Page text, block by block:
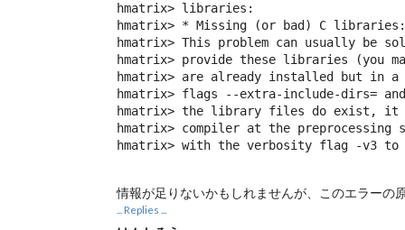
hmatrix> libraries:
hmatrix> * Missing (or bad) C
hmatrix> This problem can usually be
hmatrix> provide these libraries (you
hmatrix> are already installed but in a
hmatrix> flags --extra-include-dirs=
hmatrix> the library files do exist, it
hmatrix> compiler at the
hmatrix> with the verbosity flag -v3 to
情報が足りないかもしれませんが、このエラーの
... Replies ...